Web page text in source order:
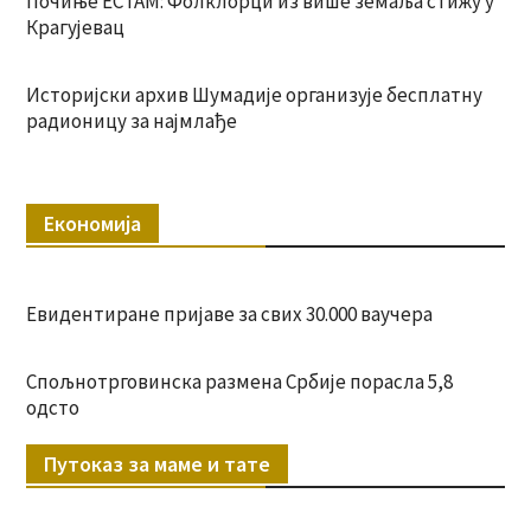
Крагујевац
Историјски архив Шумадије организује бесплатну
радионицу за најмлађе
Економија
Евидентиране пријаве за свих 30.000 ваучера
Спољнотрговинска размена Србије порасла 5,8
одсто
Путоказ за маме и тате